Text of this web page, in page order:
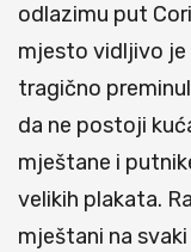
odlazimu put
mjesto vidljivo je
tragično
da ne postoji
mještane i
velikih plakata.
mještani na